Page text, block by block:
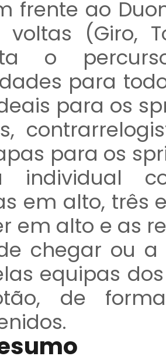
frente ao
voltas (Giro,
o
para
para os
para os
individual
em alto, três
em alto e as
chegar ou
equipas
de